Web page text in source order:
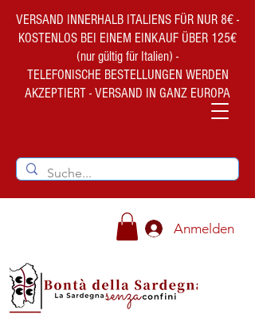
VERSAND INNERHALB ITALIENS FÜR NUR 8€ -
KOSTENLOS BEI EINEM EINKAUF ÜBER 125€
(nur gültig für Italien) -
TELEFONISCHE BESTELLUNGEN WERDEN
AKZEPTIERT - VERSAND IN GANZ EUROPA
Anmelden